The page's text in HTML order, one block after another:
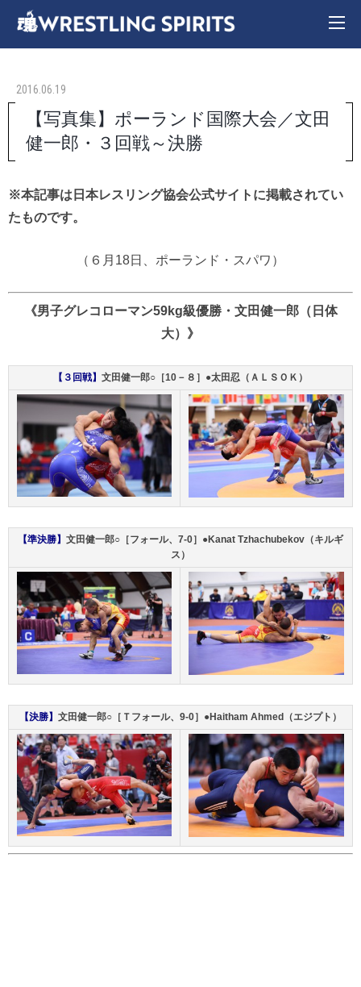
2016.06.19
【写真集】ポーランド国際大会／文田
健一郎・３回戦～決勝
※本記事は日本レスリング協会公式サイトに掲載されてい
たものです。
（６月18日、ポーランド・スパワ）
《男子グレコローマン59kg級優勝・文田健一郎（日体
大）》
【３回戦】 文田健一郎○［10－８］●太田忍（ＡＬＳＯＫ）
【準決勝】 文田健一郎○［フォール、7-0］●Kanat Tzhachubekov（キルギ
ス）
【決勝】 文田健一郎○［Ｔフォール、9-0］●Haitham Ahmed（エジプト）